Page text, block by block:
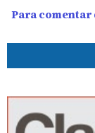
Para